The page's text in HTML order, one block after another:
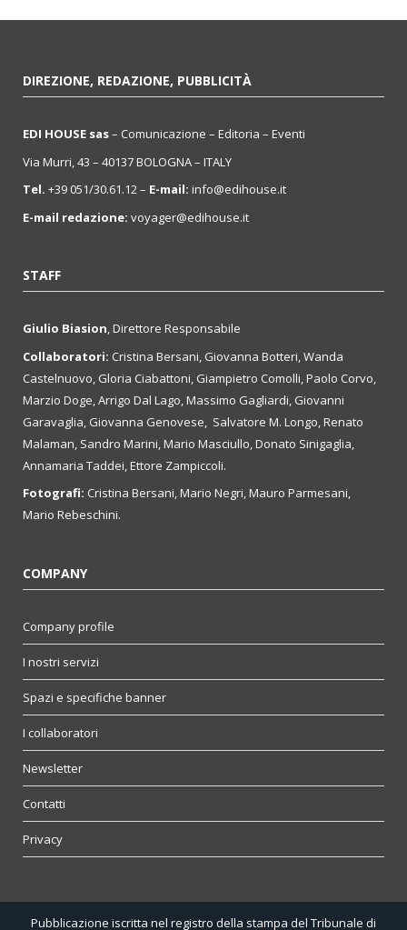
DIREZIONE, REDAZIONE, PUBBLICITÀ
EDI HOUSE sas– Comunicazione – Editoria – Eventi
Via Murri, 43 – 40137 BOLOGNA – ITALY
Tel. +39 051/30.61.12 – E-mail: info@edihouse.it
E-mail redazione: voyager@edihouse.it
STAFF
Giulio Biasion, Direttore Responsabile
Collaboratori: Cristina Bersani, Giovanna Botteri, Wanda
Castelnuovo, Gloria Ciabattoni, Giampietro Comolli, Paolo Corvo,
Marzio Doge, Arrigo Dal Lago, Massimo Gagliardi, Giovanni
Garavaglia, Giovanna Genovese, Salvatore M. Longo, Renato
Malaman, Sandro Marini, Mario Masciullo, Donato Sinigaglia,
Annamaria Taddei, Ettore Zampiccoli.
Fotografi: Cristina Bersani, Mario Negri, Mauro Parmesani,
Mario Rebeschini.
COMPANY
Company profile
I nostri servizi
Spazi e specifiche banner
I collaboratori
Newsletter
Contatti
Privacy
Pubblicazione iscritta nel registro della stampa del Tribunale di